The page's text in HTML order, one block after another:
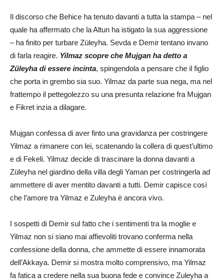
Il discorso che Behice ha tenuto davanti a tutta la stampa – nel
quale ha affermato che la Altun ha istigato la sua aggressione
– ha finito per turbare Züleyha. Sevda e Demir tentano invano
di farla reagire. Yilmaz scopre che Mujgan ha detto a
Züleyha di essere incinta, spingendola a pensare che il figlio
che porta in grembo sia suo. Yilmaz da parte sua nega, ma nel
frattempo il pettegolezzo su una presunta relazione fra Mujgan
e Fikret inzia a dilagare.
Mujgan confessa di aver finto una gravidanza per costringere
Yilmaz a rimanere con lei, scatenando la collera di quest’ultimo
e di Fekeli. Yilmaz decide di trascinare la donna davanti a
Züleyha nel giardino della villa degli Yaman per costringerla ad
ammettere di aver mentito davanti a tutti. Demir capisce così
che l’amore tra Yilmaz e Zuleyha è ancora vivo.
I sospetti di Demir sul fatto che i sentimenti tra la moglie e
Yilmaz non si siano mai affievoliti trovano conferma nella
confessione della donna, che ammette di essere innamorata
dell’Akkaya. Demir si mostra molto comprensivo, ma Yilmaz
fa fatica a credere nella sua buona fede e convince Zuleyha a